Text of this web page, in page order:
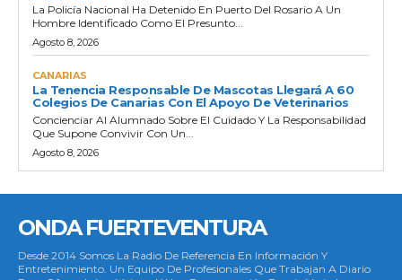
La Policía Nacional Ha Detenido En Puerto Del Rosario A Un
Hombre Identificado Como El Presunto...
Agosto 8, 2026
CANARIAS
La Tenencia Responsable De Mascotas Llegará A 60
Colegios De Canarias Con El Apoyo De Veterinarios
Concienciar Al Alumnado Sobre El Cuidado Y La Responsabilidad
Que Supone Convivir Con Un...
Agosto 8, 2026
ONDA FUERTEVENTURA
Desde 2014 Somos La Radio De Referencia En Información Y
Entretenimiento. Un Equipo De Profesionales Que Trabajan A Diario